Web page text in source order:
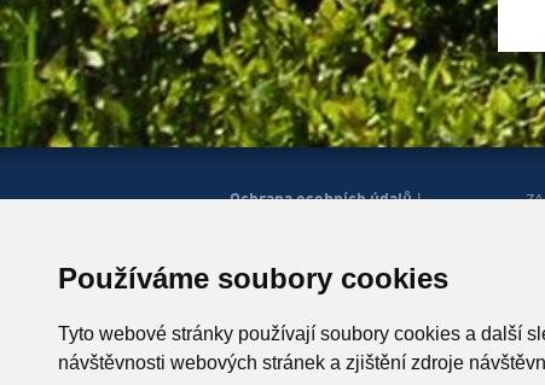
Používáme soubory cookies
Tyto webové stránky používají soubory cookies a další
návštěvnosti webových stránek a zjištění zdroje
Ochrana osobních údajů|
543 51 Špindlerův Mlýn 260,
T +420 499 433 230